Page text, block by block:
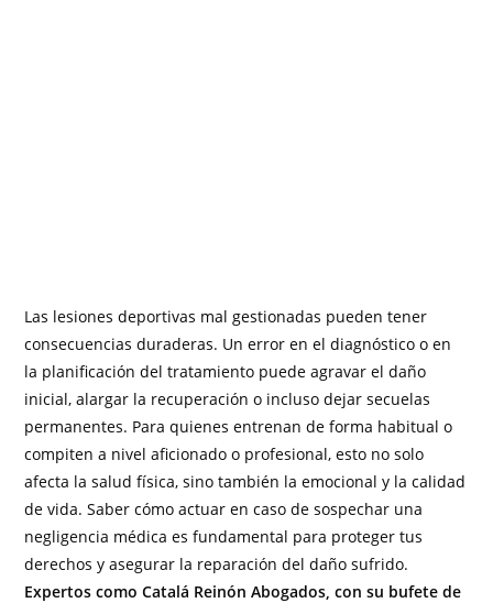
Las lesiones deportivas mal gestionadas pueden tener
consecuencias duraderas. Un error en el diagnóstico o en
la planificación del tratamiento puede agravar el daño
inicial, alargar la recuperación o incluso dejar secuelas
permanentes. Para quienes entrenan de forma habitual o
compiten a nivel aficionado o profesional, esto no solo
afecta la salud física, sino también la emocional y la calidad
de vida. Saber cómo actuar en caso de sospechar una
negligencia médica es fundamental para proteger tus
derechos y asegurar la reparación del daño sufrido.
Expertos como Catalá Reinón Abogados, con su bufete de